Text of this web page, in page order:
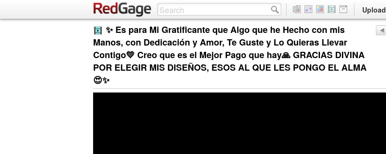
Upload
✨ Es para Mi Gratificante que Algo que he Hecho con mis
Manos, con Dedicación y Amor, Te Guste y Lo Quieras Llevar
Contigo💛 Creo que es el Mejor Pago que hay🙏 GRACIAS DIVINA
POR ELEGIR MIS DISEÑOS, ESOS AL QUE LES PONGO EL ALMA
😍✨